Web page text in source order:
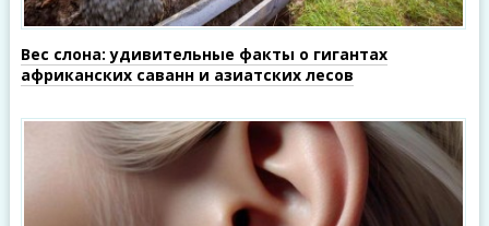
Вес слона: удивительные факты о гигантах
африканских саванн и азиатских лесов